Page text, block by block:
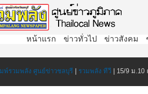
หน้าแรก ข่าวทั่วไป ข่าวสังคม
พ์รวมพลัง ศูนย์ข่าวชลบุรี | รวมพลัง ทีวี | 15/9 ม.10